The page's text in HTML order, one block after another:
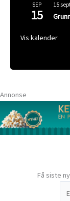
SEP
15
15
Vis kalender
Annonse
Få siste